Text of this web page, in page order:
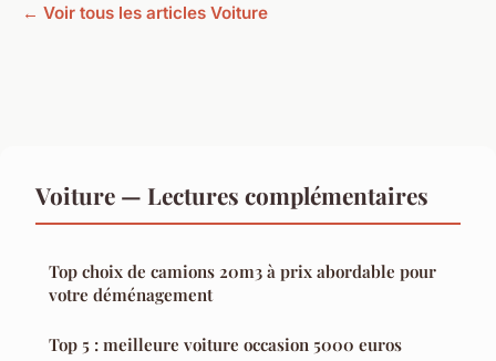
← Voir tous les articles Voiture
Voiture — Lectures complémentaires
Top choix de camions 20m3 à prix abordable pour
votre déménagement
Top 5 : meilleure voiture occasion 5000 euros